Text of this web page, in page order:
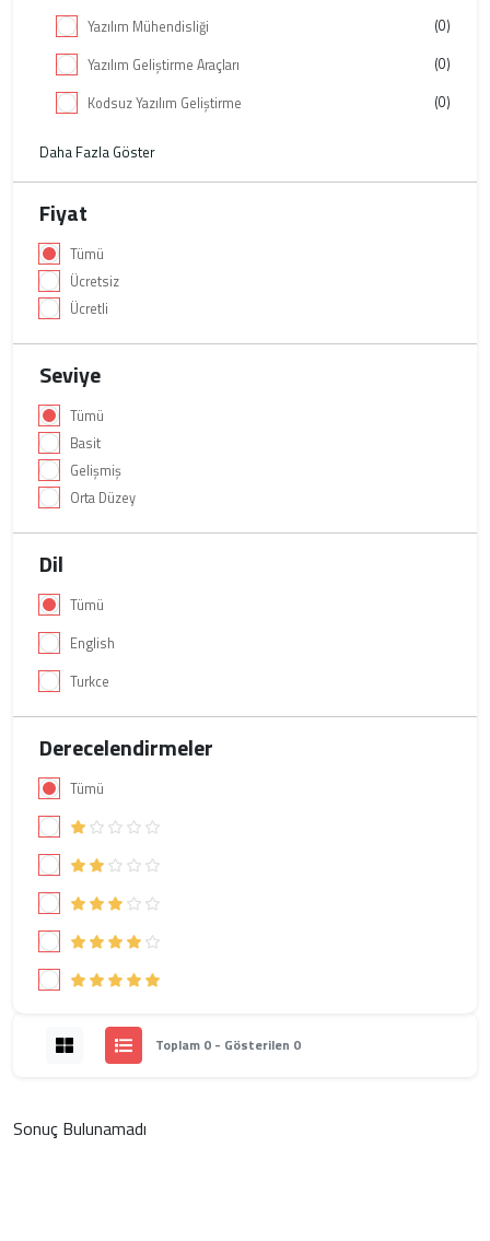
Yazılım Mühendisliği
(0)
Yazılım Geliştirme Araçları
(0)
Kodsuz Yazılım Geliştirme
(0)
Daha Fazla Göster
Fiyat
Tümü
Ücretsiz
Ücretli
Seviye
Tümü
Basit
Gelişmiş
Orta Düzey
Dil
Tümü
English
Turkce
Derecelendirmeler
Tümü
Toplam 0 - Gösterilen 0
Sonuç Bulunamadı